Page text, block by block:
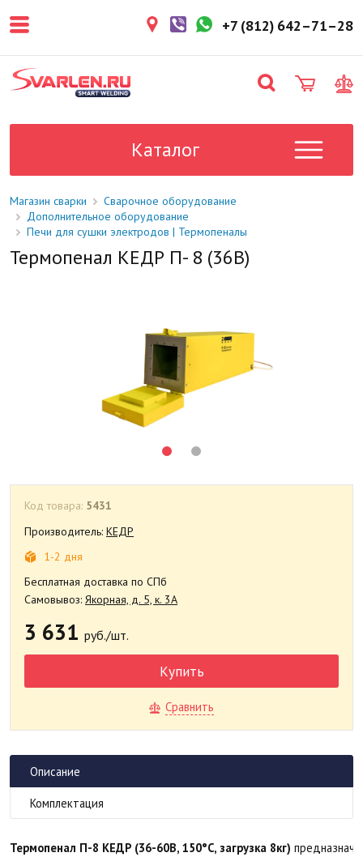
более 3 рабочих дней.
поставки в магазин: 1-2 рабочих
дня.
Данный товар отсутствует на
уточните у менеджера.
+7 (812) 642–71–28
Каталог
Магазин сварки
Сварочное оборудование
Дополнительное оборудование
Печи для сушки электродов | Термопеналы
Термопенал КЕДР П- 8 (36В)
Код товара: 5431
Производитель: КЕДР
1-2 дня
Бесплатная доставка по СПб
Самовывоз: Якорная, д. 5, к. 3А
3 631 руб./шт.
Купить
Сравнить
Описание
Комплектация
Термопенал П-8 КЕДP (36-60В, 150°C, загрузка 8кг)